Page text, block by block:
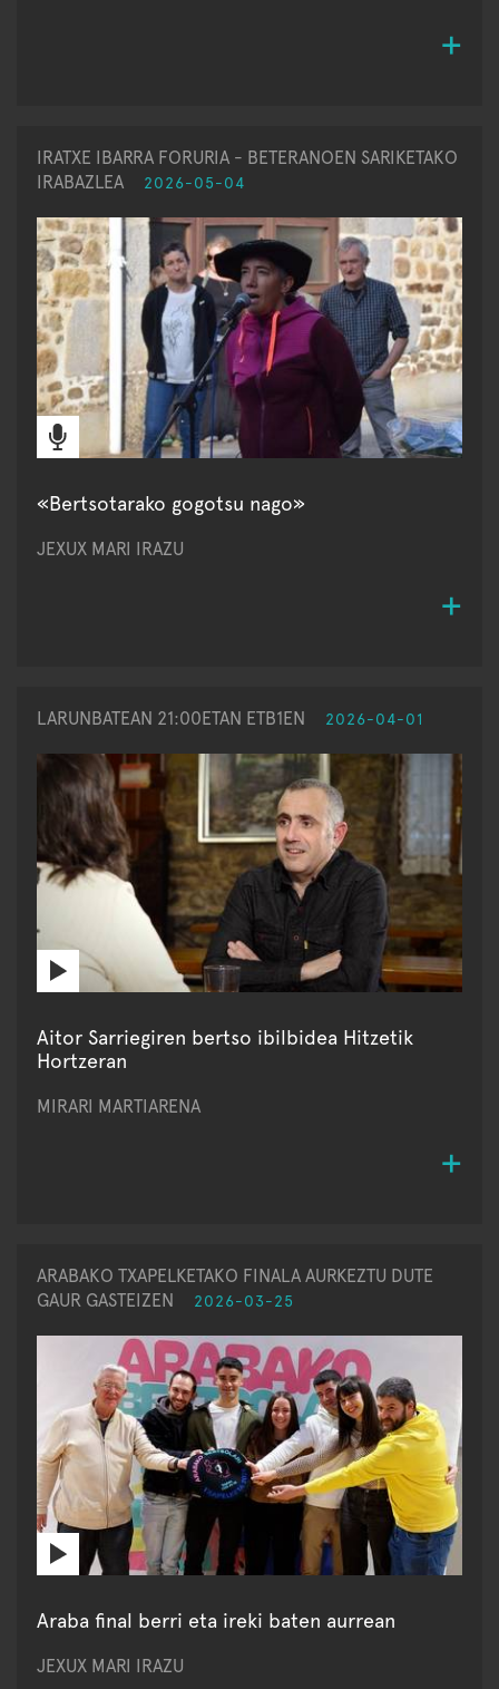
IRATXE IBARRA FORURIA - BETERANOEN SARIKETAKO
IRABAZLEA
2026-05-04
«Bertsotarako gogotsu nago»
JEXUX MARI IRAZU
LARUNBATEAN 21:00ETAN ETB1EN 2026-04-01
Aitor Sarriegiren bertso ibilbidea Hitzetik
Hortzeran
MIRARI MARTIARENA
ARABAKO TXAPELKETAKO FINALA AURKEZTU DUTE
GAUR GASTEIZEN
2026-03-25
Araba final berri eta ireki baten aurrean
JEXUX MARI IRAZU